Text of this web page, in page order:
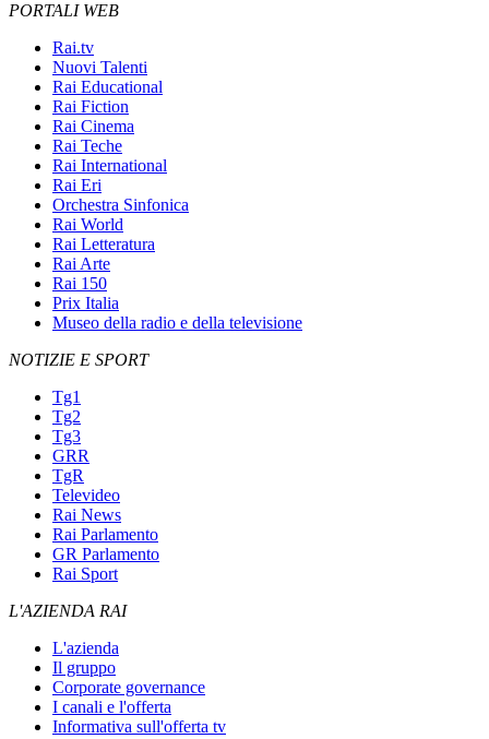
PORTALI WEB
Rai.tv
Nuovi Talenti
Rai Educational
Rai Fiction
Rai Cinema
Rai Teche
Rai International
Rai Eri
Orchestra Sinfonica
Rai World
Rai Letteratura
Rai Arte
Rai 150
Prix Italia
Museo della radio e della televisione
NOTIZIE E SPORT
Tg1
Tg2
Tg3
GRR
TgR
Televideo
Rai News
Rai Parlamento
GR Parlamento
Rai Sport
L'AZIENDA RAI
L'azienda
Il gruppo
Corporate governance
I canali e l'offerta
Informativa sull'offerta tv